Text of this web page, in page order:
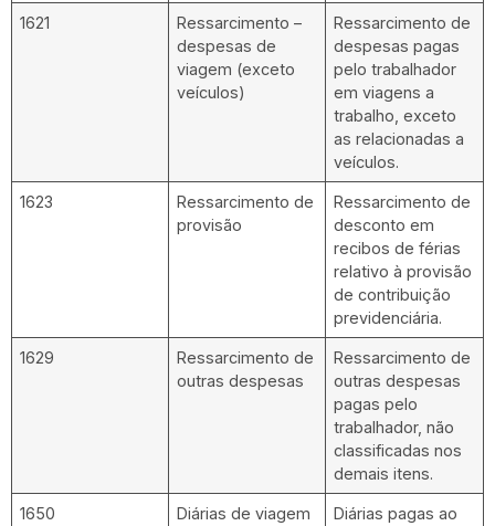
1621
Ressarcimento –
despesas de
viagem (exceto
veículos)
Ressarcimento de
despesas pagas
pelo trabalhador
em viagens a
trabalho, exceto
as relacionadas a
veículos.
1623
Ressarcimento de
provisão
Ressarcimento de
desconto em
recibos de férias
relativo à provisão
de contribuição
previdenciária.
1629
Ressarcimento de
outras despesas
Ressarcimento de
outras despesas
pagas pelo
trabalhador, não
classificadas nos
demais itens.
1650 Diárias de viagem
Diárias pagas ao